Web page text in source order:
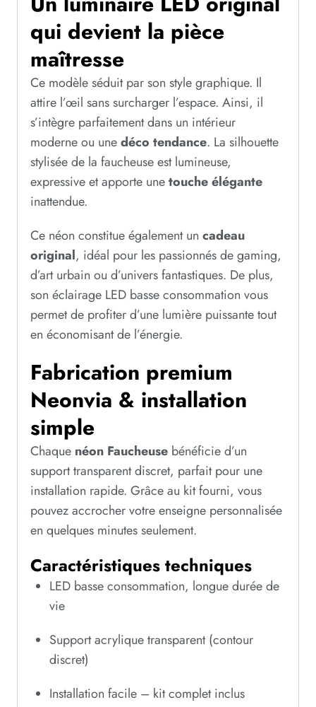
qui devient la pièce
maîtresse
Ce modèle séduit par son style graphique. Il
attire l’œil sans surcharger l’espace. Ainsi, il
s’intègre parfaitement dans un intérieur
moderne ou unedéco tendance. La silhouette
stylisée de la faucheuse est lumineuse,
expressive et apporte unetouche élégante
inattendue.
Ce néon constitue également un cadeau
original, idéal pour les passionnés de gaming,
d’art urbain ou d’univers fantastiques. De plus,
son éclairage LED basse consommation vous
permet de profiter d’une lumière puissante tout
en économisant de l’énergie.
Fabrication premium
Neonvia & installation
simple
Chaque néon Faucheuse bénéficie d’un
support transparent discret, parfait pour une
installation rapide. Grâce au kit fourni, vous
pouvez accrocher votre enseigne personnalisée
en quelques minutes seulement.
Caractéristiques techniques
LED basse consommation, longue durée de
vie
Support acrylique transparent (contour
discret)
Installation facile – kit complet inclus